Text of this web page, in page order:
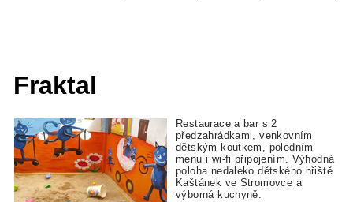
Fraktal
Restaurace a bar s 2
předzahrádkami, venkovním
dětským koutkem, poledním
menu i wi-fi připojením. Výhodná
poloha nedaleko dětského hřiště
Kaštánek ve Stromovce a
výborná kuchyně.